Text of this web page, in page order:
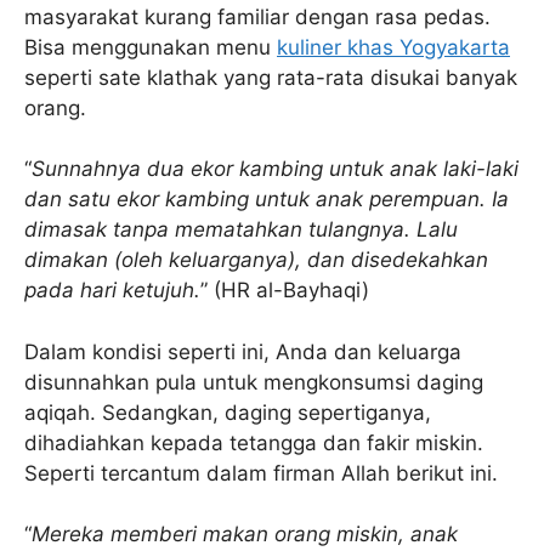
masyarakat kurang familiar dengan rasa pedas.
Bisa menggunakan menu kuliner khas Yogyakarta
seperti sate klathak yang rata-rata disukai banyak
orang.
“Sunnahnya dua ekor kambing untuk anak laki-laki
dan satu ekor kambing untuk anak perempuan. Ia
dimasak tanpa mematahkan tulangnya. Lalu
dimakan (oleh keluarganya), dan disedekahkan
pada hari ketujuh.” (HR al-Bayhaqi)
Dalam kondisi seperti ini, Anda dan keluarga
disunnahkan pula untuk mengkonsumsi daging
aqiqah. Sedangkan, daging sepertiganya,
dihadiahkan kepada tetangga dan fakir miskin.
Seperti tercantum dalam firman Allah berikut ini.
“Mereka memberi makan orang miskin, anak